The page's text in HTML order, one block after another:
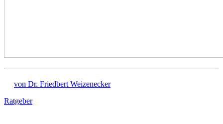
von Dr. Friedbert Weizenecker
Ratgeber